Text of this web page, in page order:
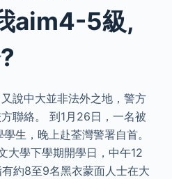
aim4-5級,
說中大並非法外之地，警方
聯絡。 到1月26日，一名被
生，晚上赴荃灣警署自首。
大學下學期開學日，中午12
約8至9名黑衣蒙面人士在大